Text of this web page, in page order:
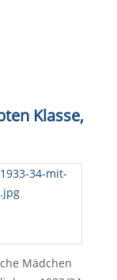
Klasse,
Mädchen